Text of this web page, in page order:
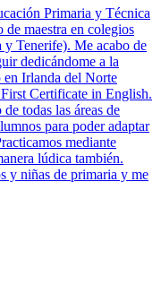
Primaria y Técnica
maestra en colegios
y Tenerife). Me acabo de
dedicándome a la
Irlanda del Norte
Certificate in English.
todas las áreas de
para poder adaptar
mediante
lúdica también.
y niñas de primaria y me